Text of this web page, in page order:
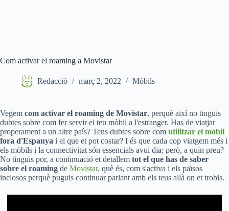
Com activar el roaming a Movistar
Redacció març 2, 2022 Mòbils
Vegem com activar el roaming de Movistar, perquè així no tinguis
dubtes sobre com fer servir el teu mòbil a l'estranger. Has de viatjar
properament a un altre país? Tens dubtes sobre com utilitzar el mòbil
fora d'Espanya i el que et pot costar? I és que cada cop viatgem més i
els mòbils i la connectivitat són essencials avui dia; però, a quin preu?
No tinguis por, a continuació et detallem tot el que has de saber
sobre el roaming de Movistar, què és, com s'activa i els països
inclosos perquè puguis continuar parlant amb els teus allà on et trobis.